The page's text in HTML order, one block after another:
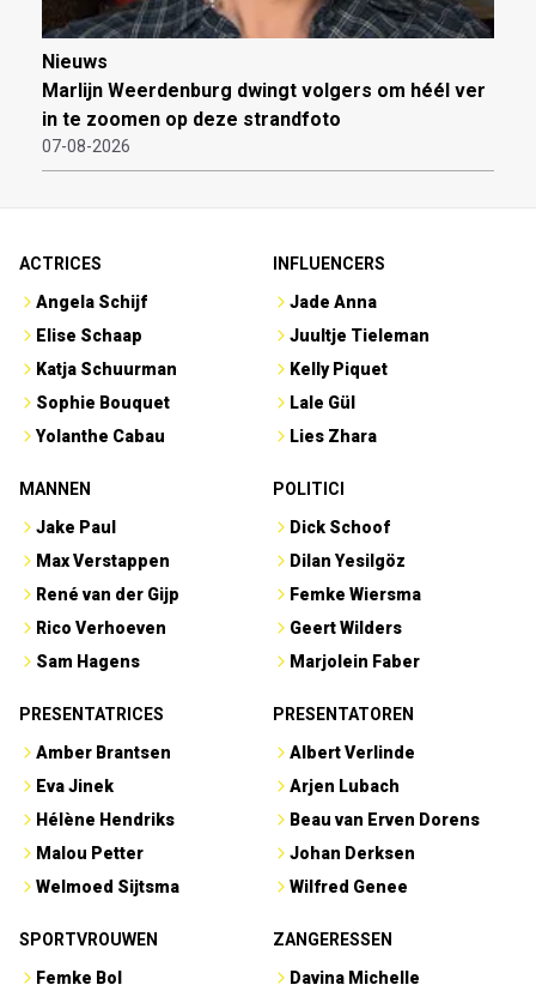
Nieuws
Marlijn Weerdenburg dwingt volgers om héél ver
in te zoomen op deze strandfoto
07-08-2026
ACTRICES
Angela Schijf
Elise Schaap
Katja Schuurman
Sophie Bouquet
Yolanthe Cabau
INFLUENCERS
Jade Anna
Juultje Tieleman
Kelly Piquet
Lale Gül
Lies Zhara
MANNEN
Jake Paul
Max Verstappen
René van der Gijp
Rico Verhoeven
Sam Hagens
POLITICI
Dick Schoof
Dilan Yesilgöz
Femke Wiersma
Geert Wilders
Marjolein Faber
PRESENTATRICES
Amber Brantsen
Eva Jinek
Hélène Hendriks
Malou Petter
Welmoed Sijtsma
PRESENTATOREN
Albert Verlinde
Arjen Lubach
Beau van Erven Dorens
Johan Derksen
Wilfred Genee
SPORTVROUWEN
Femke Bol
ZANGERESSEN
Davina Michelle